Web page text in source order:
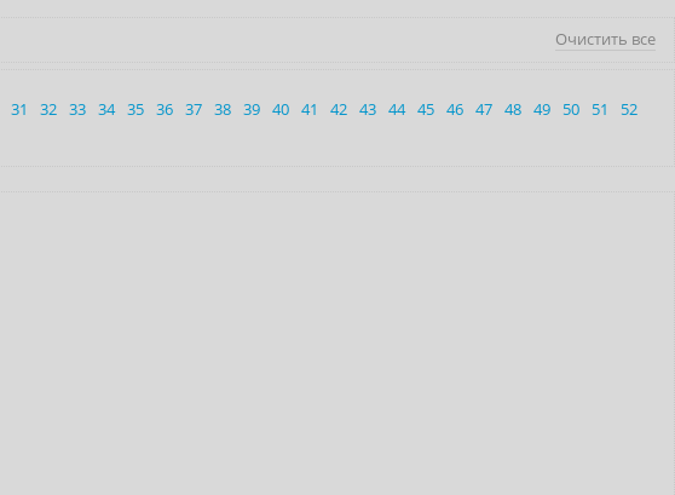
Очистить все
31 32 33 34 35 36 37 38 39 40 41 42 43 44 45 46 47 48 49 50 51
52